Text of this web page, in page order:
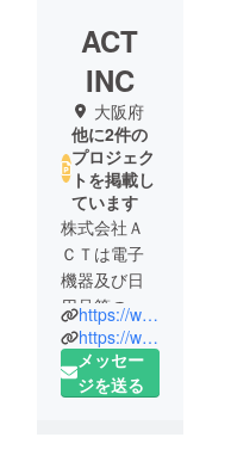
ACT
INC
大阪府
他に2件の
プロジェク
トを掲載し
ています
株式会社Ａ
ＣＴは電子
機器及び日
用品等の開
発・販売を
行うベン
チャー企業
https://www.amazon.co.jp/dp/B0BSL6HGP1
https://www.youtube.com/@BOLCATOR
メッセー
ジを送る